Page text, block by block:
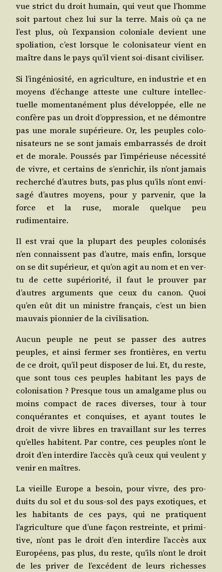
vue strict du droit humain, qui veut que l’homme
soit par­tout chez lui sur la terre. Mais où ça ne
l’est plus, où l’expansion colo­niale devient une
spo­lia­tion, c’est lorsque le colo­ni­sa­teur vient en
maître dans le pays qu’il vient soi-disant civiliser.
Si l’ingéniosité, en agri­cul­ture, en indus­trie et en
moyens d’échange atteste une culture intel­lec­
tuelle momen­ta­né­ment plus déve­lop­pée, elle ne
confère pas un droit d’oppression, et ne démontre
pas une morale supé­rieure. Or, les peuples colo­
ni­sa­teurs ne se sont jamais embar­ras­sés de droit
et de morale. Pous­sés par l’impérieuse néces­si­té
de vivre, et cer­tains de s’enrichir, ils n’ont jamais
recher­ché d’autres buts, pas plus qu’ils n’ont envi­
sa­gé d’autres moyens, pour y par­ve­nir, que la
force et la ruse, morale quelque peu
rudimentaire.
Il est vrai que la plu­part des peuples colo­ni­sés
n’en connaissent pas d’autre, mais enfin, lorsque
on se dit supé­rieur, et qu’on agit au nom et en ver­
tu de cette supé­rio­ri­té, il faut le prou­ver par
d’autres argu­ments que ceux du canon. Quoi
qu’en eût dit un ministre fran­çais, c’est un bien
mau­vais pion­nier de la civilisation.
Aucun peuple ne peut se pas­ser des autres
peuples, et ain­si fer­mer ses fron­tières, en ver­tu
de ce droit, qu’il peut dis­po­ser de lui. Et, du reste,
que sont tous ces peuples habi­tant les pays de
colo­ni­sa­tion ? Presque tous un amal­game plus ou
moins com­pact de races diverses, tour à tour
conqué­rantes et conquises, et ayant toutes le
droit de vivre libres en tra­vaillant sur les terres
qu’elles habitent. Par contre, ces peuples n’ont le
droit d’en inter­dire l’accès qu’à ceux qui veulent y
venir en maîtres.
La vieille Europe a besoin, pour vivre, des pro­
duits du sol et du sous-sol des pays exo­tiques, et
les habi­tants de ces pays, qui ne pra­tiquent
l’agriculture que d’une façon res­treinte, et pri­mi­
tive, n’ont pas le droit d’en inter­dire l’accès aux
Euro­péens, pas plus, du reste, qu’ils n’ont le droit
de les pri­ver de l’excédent de leurs richesses